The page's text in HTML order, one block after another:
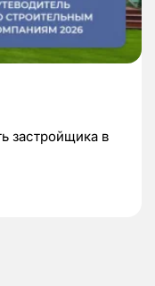
застройщика в